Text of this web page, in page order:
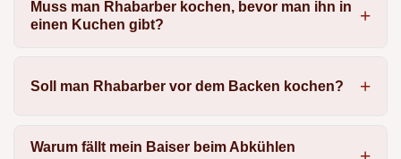
Muss man Rhabarber kochen, bevor man ihn in
einen Kuchen gibt?
Soll man Rhabarber vor dem Backen kochen?
Warum fällt mein Baiser beim Abkühlen